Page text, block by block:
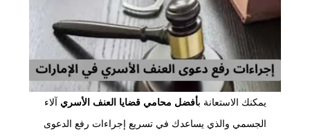
يمكنك الاستعانة بأفضل محامي قضايا العنف الأسري آلاء
الجسمي والذي يساعدك في تسريع إجراءات رفع الدعوى